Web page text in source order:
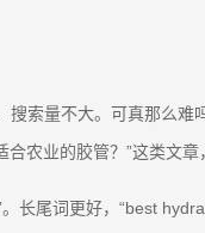
索量不大。可真那么
农业的胶管？”这类文章
尾词更好，“best